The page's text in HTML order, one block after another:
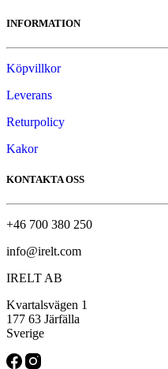
INFORMATION
Köpvillkor
Leverans
Returpolicy
Kakor
KONTAKTA OSS
+46 700 380 250
info@irelt.com
IRELT AB
Kvartalsvägen 1
177 63 Järfälla
Sverige